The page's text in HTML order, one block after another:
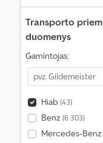
Transporto
duomenys
Gamintojas:
Hiab (43)
Benz (6 303)
Mercedes-Benz